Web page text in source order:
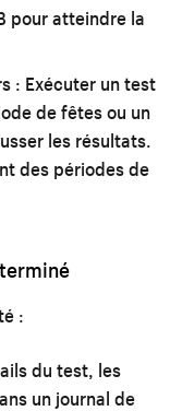
pour atteindre la
: Exécuter un test
de fêtes ou un
les résultats.
des périodes de
:
du test, les
un journal de